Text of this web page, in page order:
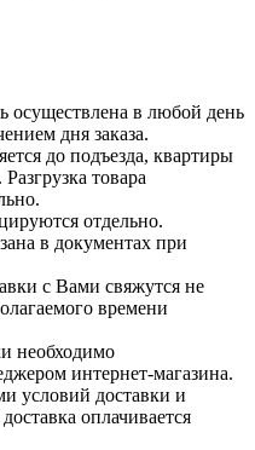
осуществлена в любой день
дня заказа.
до подъезда, квартиры
товара
отдельно.
в документах при
с Вами свяжутся не
времени
необходимо
интернет-магазина.
условий доставки и
оплачивается